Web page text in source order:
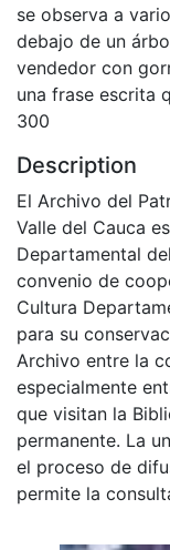
se observa a
debajo de un
vendedor con
una frase escrita
300
Description
El Archivo del
Valle del Cauca
Departamental
convenio de
Cultura
para su
Archivo entre la
especialmente
que visitan la
permanente. La
el proceso de
permite la